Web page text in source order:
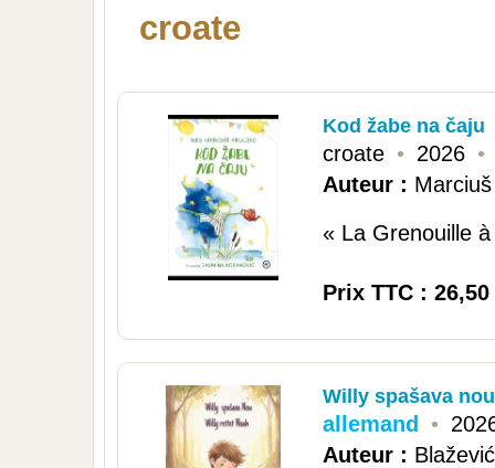
croate
Kod žabe na čaju
croate • 2026 •
Auteur :
« La Grenouille
Prix TTC : 26,50
Willy spašava nou
allemand •
Auteur :